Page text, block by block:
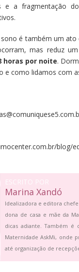
e a fragmentação
é também um
mas reduz
horas por noite.
e como lidamos com
blog/
ESCRITO POR
Marina Xandó
Idealizadora e editora
dona de casa e mãe da
dicas adiante. Também
Maternidade AskMi, onde
até organização de